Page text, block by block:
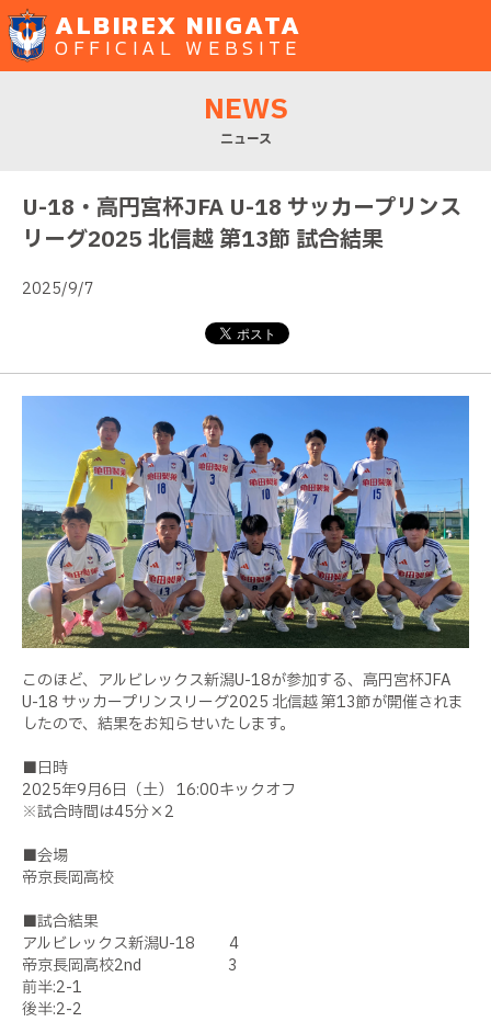
ALBIREX NIIGATA
OFFICIAL WEBSITE
NEWS
ニュース
U-18・高円宮杯JFA U-18 サッカープリンス
リーグ2025 北信越 第13節 試合結果
2025/9/7
このほど、アルビレックス新潟U-18が参加する、高円宮杯JFA
U-18 サッカープリンスリーグ2025 北信越 第13節が開催されま
したので、結果をお知らせいたします。
■日時
2025年9月6日（土） 16:00キックオフ
※試合時間は45分×2
■会場
帝京長岡高校
■試合結果
アルビレックス新潟U-18 4
帝京長岡高校2nd 3
前半:2-1
後半:2-2